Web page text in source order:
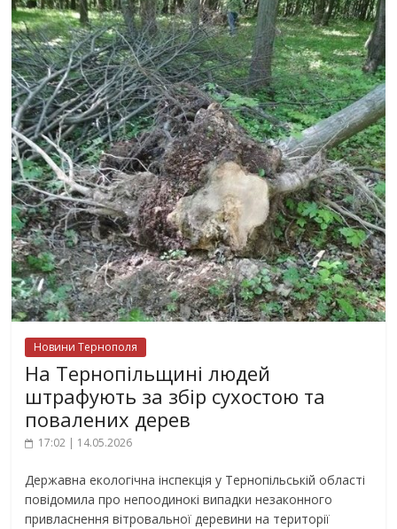
Новини Тернополя
На Тернопільщині людей
штрафують за збір сухостою та
повалених дерев
17:02 | 14.05.2026
Державна екологічна інспекція у Тернопільській області
повідомила про непоодинокі випадки незаконного
привласнення вітровальної деревини на території